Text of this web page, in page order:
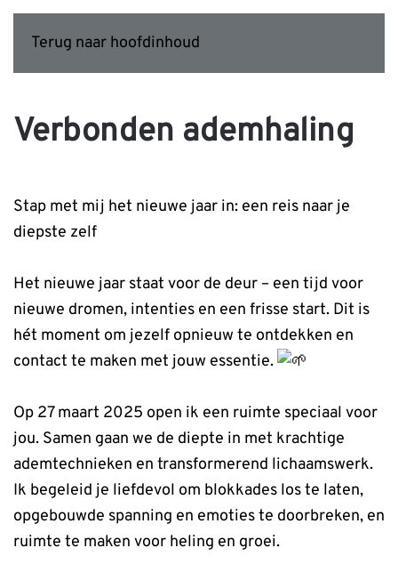
Terug naar hoofdinhoud
Verbonden ademhaling
Stap met mij het nieuwe jaar in: een reis naar je
diepste zelf
Het nieuwe jaar staat voor de deur – een tijd voor
nieuwe dromen, intenties en een frisse start. Dit is
hét moment om jezelf opnieuw te ontdekken en
contact te maken met jouw essentie.
Op 27 maart 2025 open ik een ruimte speciaal voor
jou. Samen gaan we de diepte in met krachtige
ademtechnieken en transformerend lichaamswerk.
Ik begeleid je liefdevol om blokkades los te laten,
opgebouwde spanning en emoties te doorbreken, en
ruimte te maken voor heling en groei.